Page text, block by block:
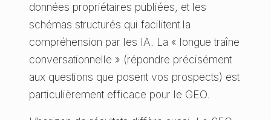
données propriétaires publiées, et les
schémas structurés qui facilitent la
compréhension par les IA. La « longue traîne
conversationnelle » (répondre précisément
aux questions que posent vos prospects) est
particulièrement efficace pour le GEO.